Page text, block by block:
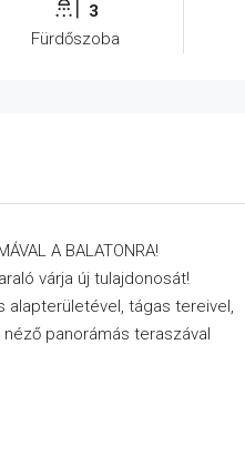
3
Fürdőszoba
A BALATONRA!
várja új tulajdonosát!
alapterületével, tágas tereivel,
panorámás teraszával